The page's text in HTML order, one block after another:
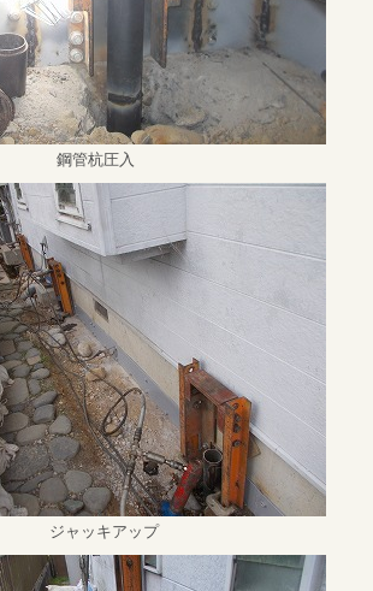
鋼管杭圧入
ジャッキアップ